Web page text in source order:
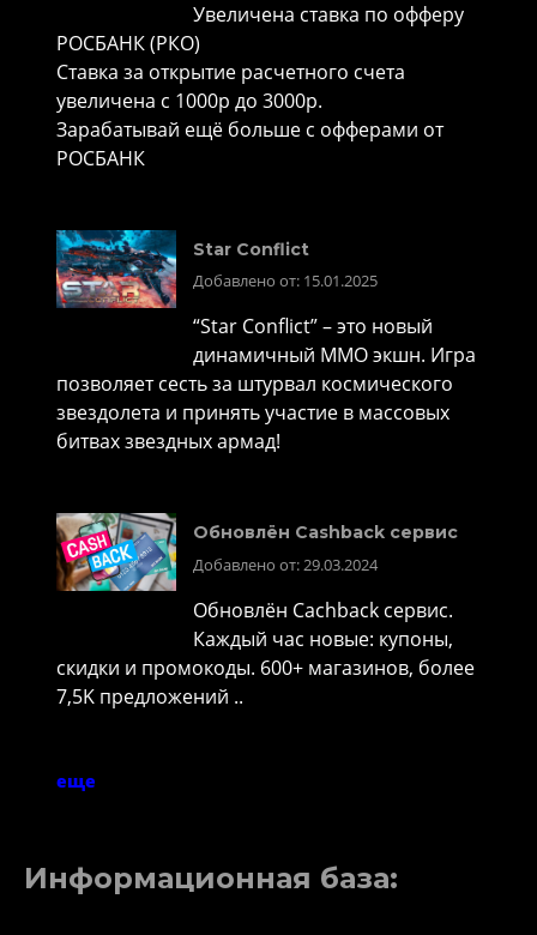
Увеличена ставка по офферу
РОСБАНК (РКО)
Ставка за открытие расчетного счета
увеличена с 1000р до 3000р.
Зарабатывай ещё больше с офферами от
РОСБАНК
Star Conflict
Добавлено от: 15.01.2025
“Star Conflict” – это новый
динамичный MMO экшн. Игра
позволяет сесть за штурвал космического
звездолета и принять участие в массовых
битвах звездных армад!
Обновлён Cashback сервис
Добавлено от: 29.03.2024
Обновлён Cachback сервис.
Каждый час новые: купоны,
скидки и промокоды. 600+ магазинов, более
7,5K предложений ..
еще
Информационная база: